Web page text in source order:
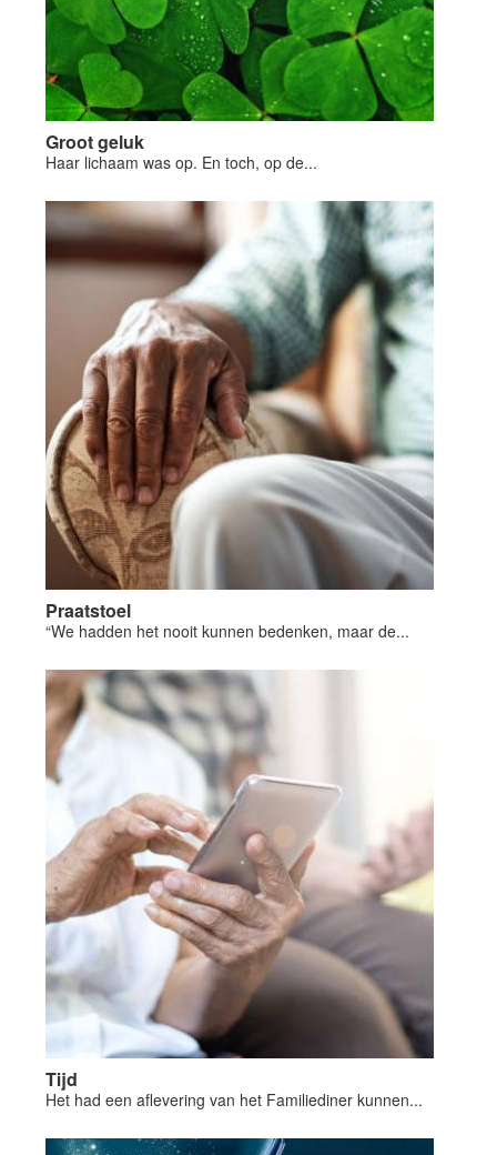
Groot geluk
Haar lichaam was op. En toch, op de...
Praatstoel
“We hadden het nooit kunnen bedenken, maar de...
Tijd
Het had een aflevering van het Familiediner kunnen...